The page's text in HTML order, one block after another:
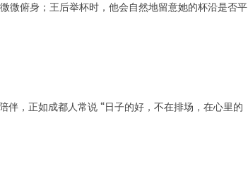
微俯身；王后举杯时，他会自然地留意她的杯沿是否平
，正如成都人常说 “日子的好，不在排场，在心里的